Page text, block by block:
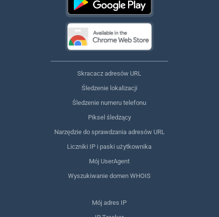
Skracacz adresów URL
Śledzenie lokalizacji
Śledzenie numeru telefonu
Piksel śledzący
Narzędzie do sprawdzania adresów URL
Liczniki IP i paski użytkownika
Mój UserAgent
Wyszukiwanie domen WHOIS
Mój adres IP